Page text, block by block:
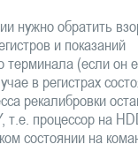
нужно обратить
и показаний
терминала (если он
в регистрах
рекалибровки
т.е. процессор на
состоянии на